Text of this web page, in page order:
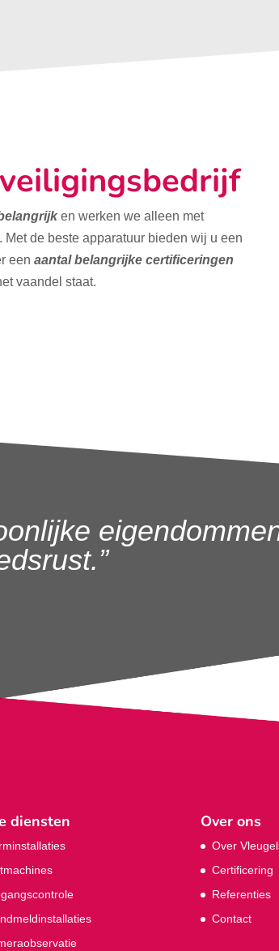
en werken we alleen met
de beste apparatuur bieden wij u een
eenaantal belangrijke certificeringen
vaandel staat.
diensten Over ons
Over
Certificering
Referenties
Contact